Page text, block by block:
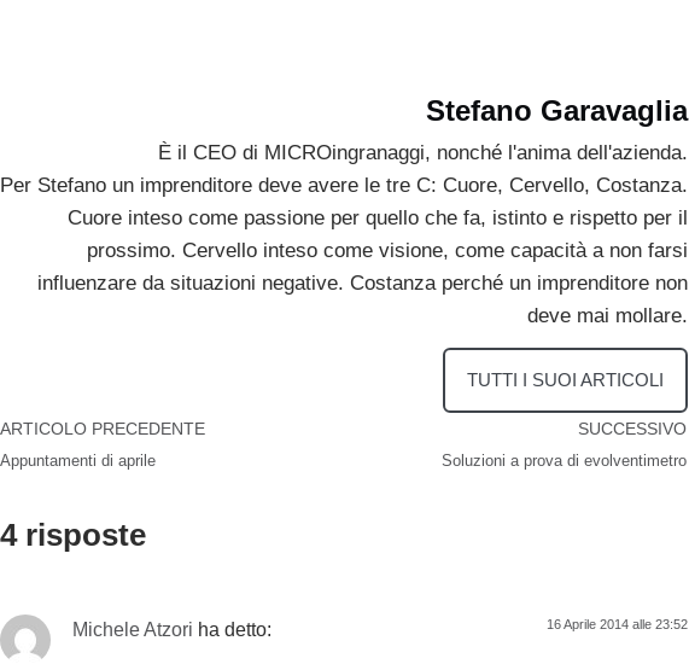
Stefano Garavaglia
È il CEO di MICROingranaggi, nonché l'anima dell'azienda.
Per Stefano un imprenditore deve avere le tre C: Cuore, Cervello, Costanza.
Cuore inteso come passione per quello che fa, istinto e rispetto per il
prossimo. Cervello inteso come visione, come capacità a non farsi
influenzare da situazioni negative. Costanza perché un imprenditore non
deve mai mollare.
TUTTI I SUOI ARTICOLI
ARTICOLO PRECEDENTE
Appuntamenti di aprile
SUCCESSIVO
Soluzioni a prova di evolventimetro
4 risposte
Michele Atzori ha detto: 16 Aprile 2014 alle 23:52